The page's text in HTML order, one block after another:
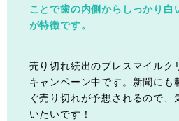
ことで歯の内側からしっかり白
が特徴です。
売り切れ続出のブレスマイルク
キャンペーン中です。新聞にも
ぐ売り切れが予想されるので、
いたいです！